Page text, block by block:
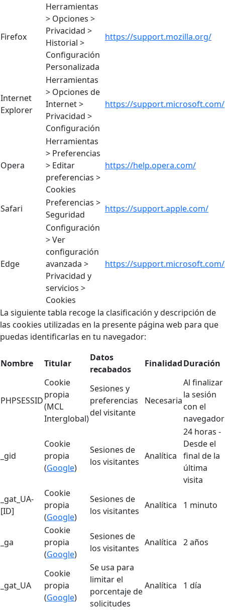
Firefox
Herramientas
> Opciones >
Privacidad >
Historial >
Configuración
Personalizada
https://support.mozilla.org/
Internet
Explorer
Herramientas
> Opciones de
Internet >
Privacidad >
Configuración
https://support.microsoft.com/
Opera
Herramientas
> Preferencias
> Editar
preferencias >
Cookies
https://help.opera.com/
Safari
Preferencias >
Seguridad
https://support.apple.com/
Edge
Configuración
> Ver
configuración
avanzada >
Privacidad y
servicios >
Cookies
https://support.microsoft.com/
La siguiente tabla recoge la clasificación y descripción de
las cookies utilizadas en la presente página web para que
puedas identificarlas en tu navegador:
Nombre Titular
Datos
recabados
FinalidadDuración
PHPSESSID
Cookie
propia
(MCL
Interglobal)
Sesiones y
preferencias
del visitante
Necesaria
Al finalizar
la sesión
con el
navegador
_gid
Cookie
propia
(Google)
Sesiones de
los visitantes
Analítica
24 horas -
Desde el
final de la
última
visita
_gat_UA-
[ID]
Cookie
propia
(Google)
Sesiones de
los visitantes
Analítica 1 minuto
_ga
Cookie
propia
(Google)
Sesiones de
los visitantes
Analítica 2 años
_gat_UA
Cookie
propia
(Google)
Se usa para
limitar el
porcentaje de
solicitudes
Analítica 1 día